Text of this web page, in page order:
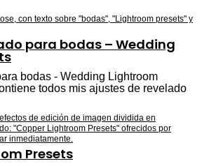
para bodas – Wedding
bodas - Wedding Lightroom
todos mis ajustes de revelado
Presets